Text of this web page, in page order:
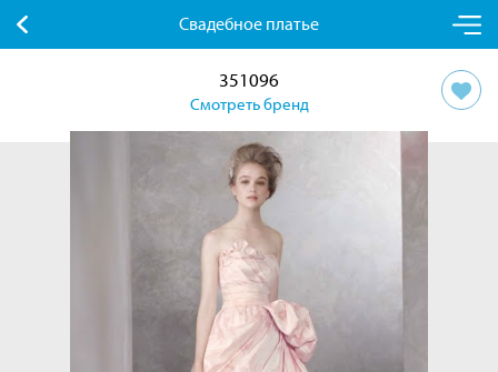
Свадебное платье
351096
Смотреть бренд